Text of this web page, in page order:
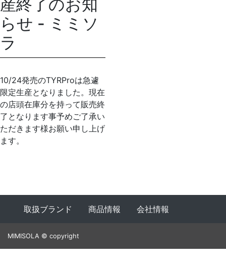
産終了のお知
らせ - ミミソ
ラ
10/24発売のTYRProは急遽
限定生産となりました。現在
の店頭在庫分を持って販売終
了となります事予めご了承い
ただきます様お願い申し上げ
ます。
取扱ブランド 商品情報 会社情報
MIMISOLA © copyright